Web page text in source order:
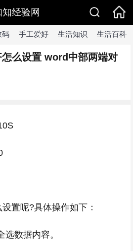
知经验网
码 手工爱好 生活知识 生活百科
么设置 word中部两端对
置呢?具体操作如下：
数据内容。